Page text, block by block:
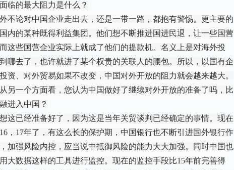
临的最大阻力是什么？
不论对中国企业走出去，还是一带一路，都抱有警惕。更主要的
内的某种既得利益集团。他们想不断推进国进民退，让一些国营
这些国营企业实际上就成了他们的提款机。名义上是对海外投
哪去了，也许就进了某个权贵的关联人的腰包。所以，以国有企
资、对外贸易如果不改变，中国对外开放的阻力就会越来越大。
另一个方面看，您认为中国做好了继续对外开放的准备了吗，比
进入中国？
这已经准备好了，因为这是当年关贸谈判已经确定的事情。现在
，17年了，有这么长的保护期，中国银行也不断引进国外银行作
加强风险内控，应当说中抵御风险的能力大大加强。同时中国也
大数据这样的工具进行监控。现在的监控手段比15年前完善得